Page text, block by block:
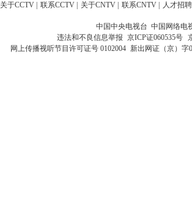
关于CCTV 联系CCTV 关于CNTV 联系CNTV 人才招聘
中国中央电视台 中国网络电
违法和不良信息举报 京ICP证060535号
网上传播视听节目许可证号 0102004 新出网证（京）